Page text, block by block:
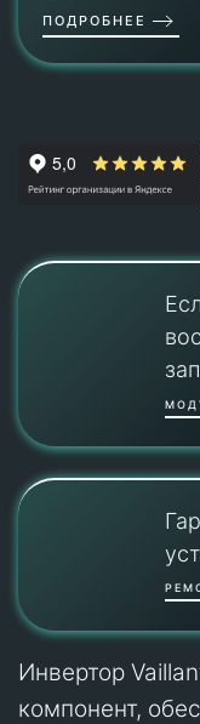
ПОДРОБНЕЕ
Инвертор
компонент,